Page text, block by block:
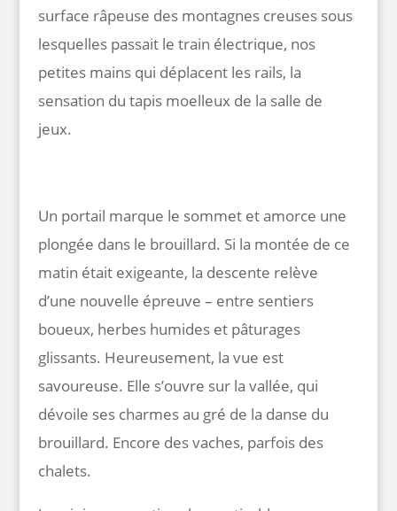
surface râpeuse des montagnes creuses sous
lesquelles passait le train électrique, nos
petites mains qui déplacent les rails, la
sensation du tapis moelleux de la salle de
jeux.
Un portail marque le sommet et amorce une
plongée dans le brouillard. Si la montée de ce
matin était exigeante, la descente relève
d’une nouvelle épreuve – entre sentiers
boueux, herbes humides et pâturages
glissants. Heureusement, la vue est
savoureuse. Elle s’ouvre sur la vallée, qui
dévoile ses charmes au gré de la danse du
brouillard. Encore des vaches, parfois des
chalets.